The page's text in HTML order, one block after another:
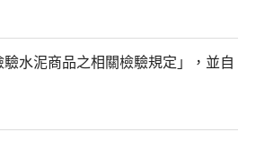
水泥商品之相關檢驗規定」，並自